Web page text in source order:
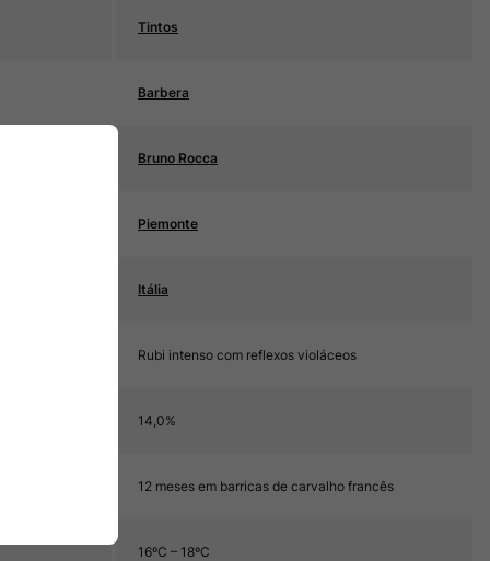
Tintos
Barbera
Bruno Rocca
Piemonte
Itália
Rubi intenso com reflexos violáceos
14,0%
12 meses em barricas de carvalho francês
16ºC – 18ºC